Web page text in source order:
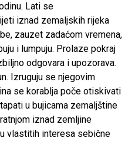
Lati se
iznad zemaljskih rijeka
zauzet zadaćom vremena,
i lumpuju. Prolaze pokraj
odgovara i upozorava.
Izruguju se njegovim
se korablja poče otiskivati
u bujicama zemaljštine
iznad zemljine
vlastitih interesa sebične